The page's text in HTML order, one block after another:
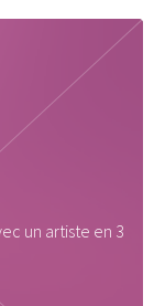
un artiste en 3